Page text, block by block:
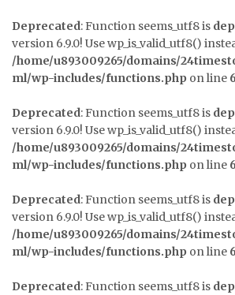
Deprecated: Function seems_utf8 is
version 6.9.0! Use wp_is_valid_utf8()
/home/u893009265/domains/
ml/wp-includes/functions.php on line
Deprecated: Function seems_utf8 is
version 6.9.0! Use wp_is_valid_utf8()
/home/u893009265/domains/
ml/wp-includes/functions.php on line
Deprecated: Function seems_utf8 is
version 6.9.0! Use wp_is_valid_utf8()
/home/u893009265/domains/
ml/wp-includes/functions.php on line
Deprecated: Function seems_utf8 is